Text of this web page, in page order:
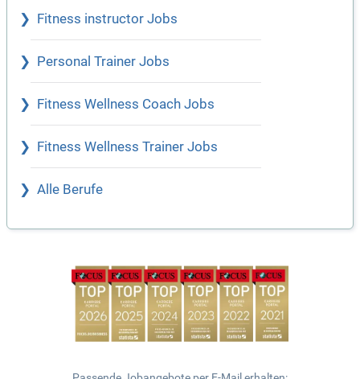
Fitness instructor Jobs
Personal Trainer Jobs
Fitness Wellness Coach Jobs
Fitness Wellness Trainer Jobs
Alle Berufe